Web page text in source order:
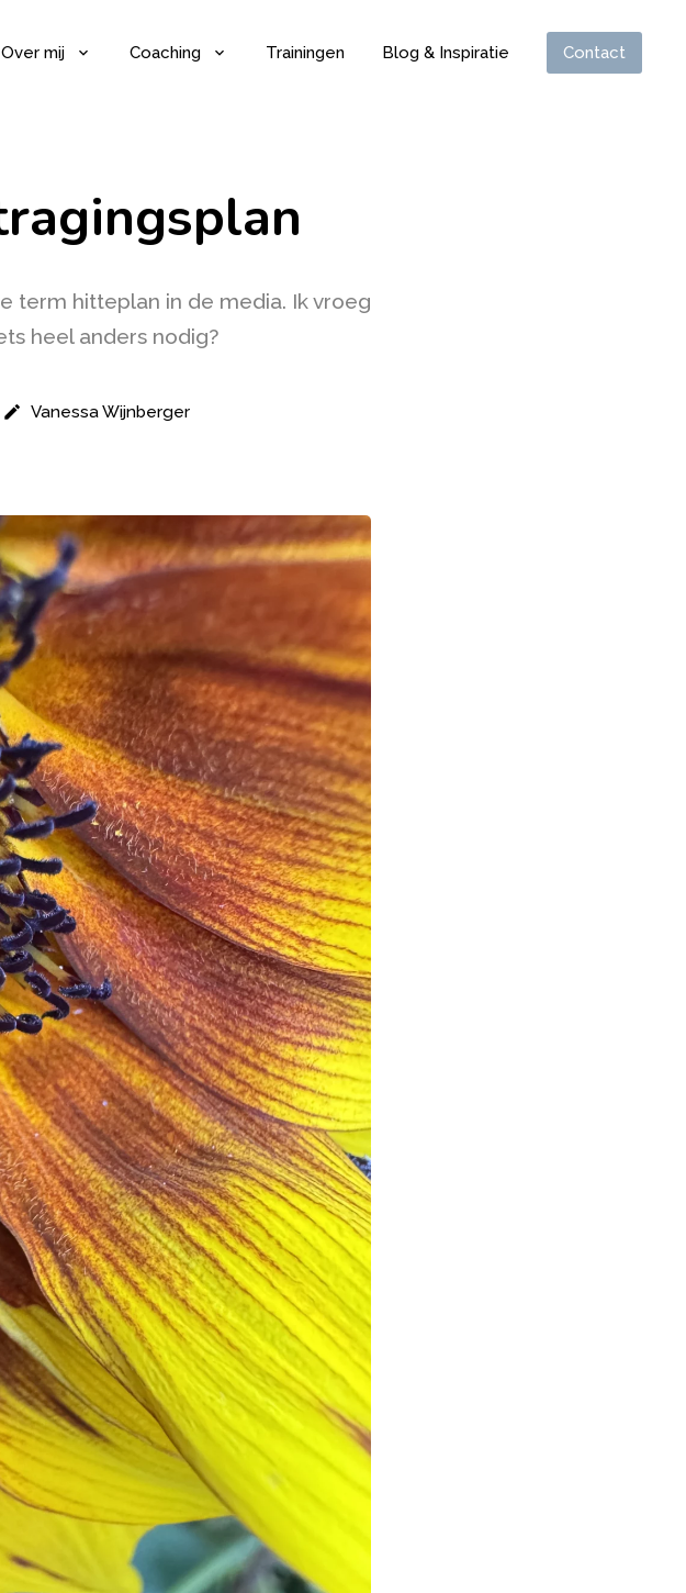
Over mij Coaching Trainingen Blog & Inspiratie Contact
term hitteplan in de media. Ik vroeg
heel anders nodig?
create Vanessa Wijnberger